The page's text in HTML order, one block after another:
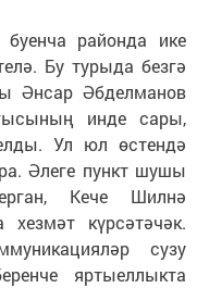
районда ике
Бу турыда безгә
Әнсар Әбделманов
инде сары,
Ул юл өстендә
Әлеге пункт шушы
Кече Шилнә
күрсәтәчәк.
сузу
яртыеллыкта